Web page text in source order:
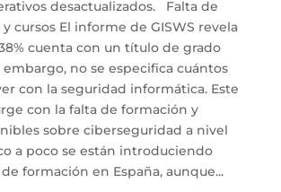
desactualizados. Falta de
cursos El informe de GISWS revela
cuenta con un título de grado
no se especifica cuántos
con la seguridad informática. Este
con la falta de formación y
sobre ciberseguridad a nivel
a poco se están introduciendo
formación en España, aunque...